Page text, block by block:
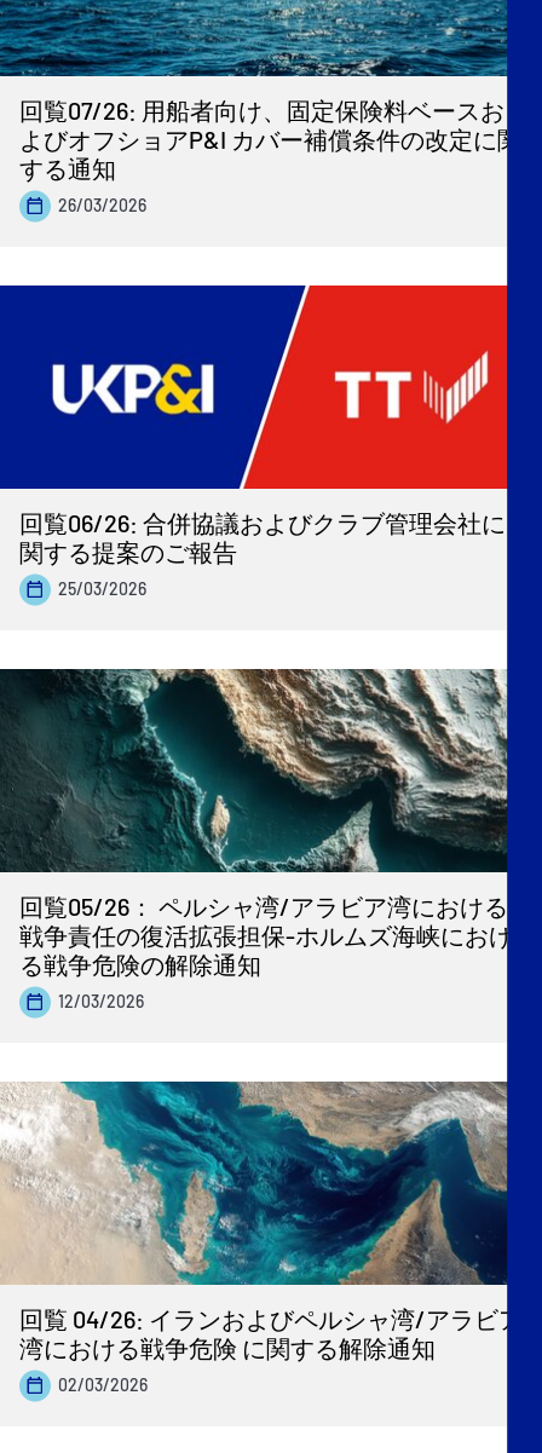
回覧07/26: 用船者向け、固定保険料ベースお
よびオフショアP&I カバー補償条件の改定に関
する通知
26/03/2026
回覧06/26: 合併協議およびクラブ管理会社に
関する提案のご報告
25/03/2026
回覧05/26： ペルシャ湾/アラビア湾における
戦争責任の復活拡張担保-ホルムズ海峡におけ
る戦争危険の解除通知
12/03/2026
回覧 04/26: イランおよびペルシャ湾/アラビア
湾における戦争危険 に関する解除通知
02/03/2026